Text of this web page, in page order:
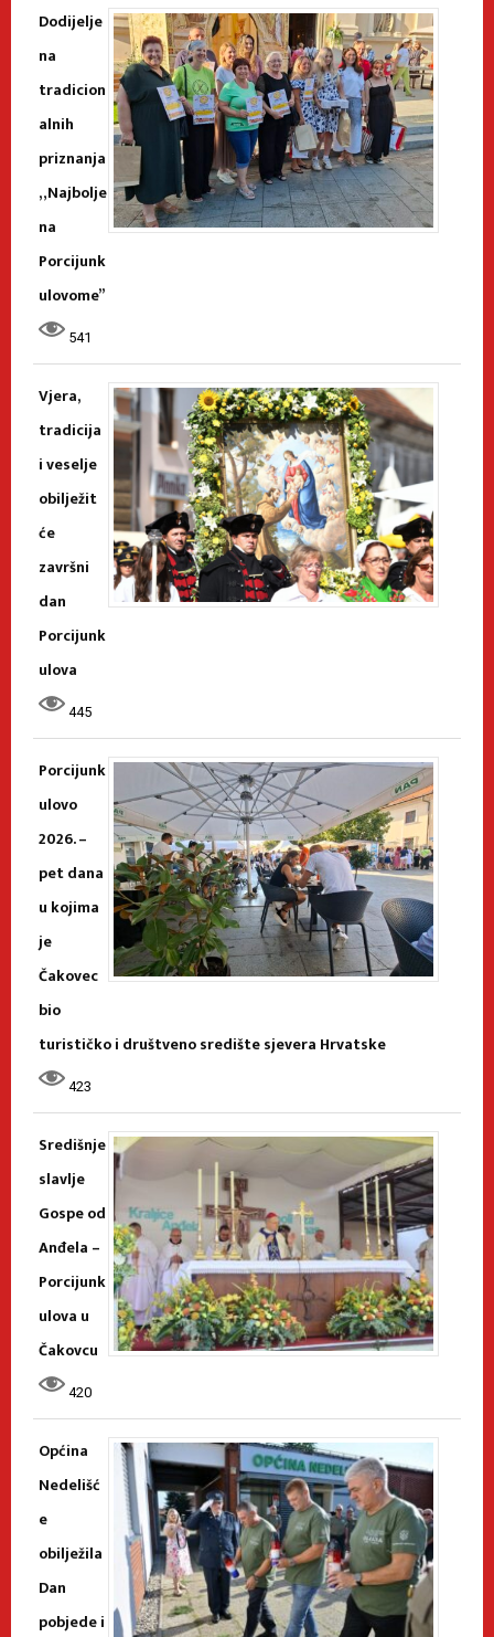
Dodijelje
na
tradicion
alnih
priznanja
„Najbolje
na
Porcijunk
ulovome”
541
Vjera,
tradicija
i veselje
obilježit
će
završni
dan
Porcijunk
ulova
445
Porcijunk
ulovo
2026. –
pet dana
u kojima
je
Čakovec
bio
turističko i društveno središte sjevera Hrvatske
423
Središnje
slavlje
Gospe od
Anđela –
Porcijunk
ulova u
Čakovcu
420
Općina
Nedelišć
e
obilježila
Dan
pobjede i